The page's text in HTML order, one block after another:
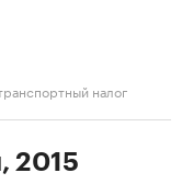
налог
2015